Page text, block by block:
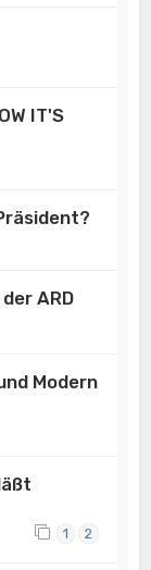
IT'S
ARD
Modern
1 2